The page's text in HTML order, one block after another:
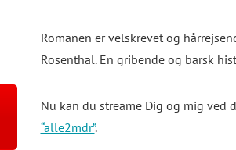
Romanen er velskrevet og
Rosenthal. En gribende og barsk
Nu kan du streame Dig og mig ved
“alle2mdr”.